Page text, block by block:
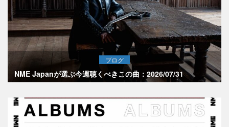
ブログ
NME Japanが選ぶ今週聴くべきこの曲：2026/07/31